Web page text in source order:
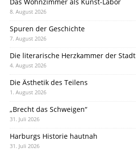
8. August 2026
Spuren der Geschichte
7. August 2026
Die literarische Herzkammer der Stadt
4. August 2026
Die Ästhetik des Teilens
1. August 2026
„Brecht das Schweigen“
31. Juli 2026
Harburgs Historie hautnah
31. Juli 2026